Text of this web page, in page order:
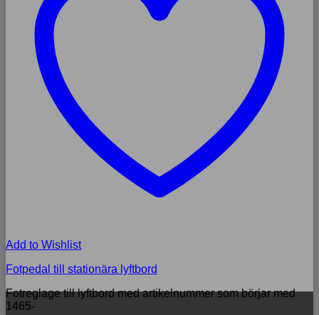
Add to Wishlist
Fotpedal till stationära lyftbord
Fotreglage till lyftbord med artikelnummer som börjar med
1465-